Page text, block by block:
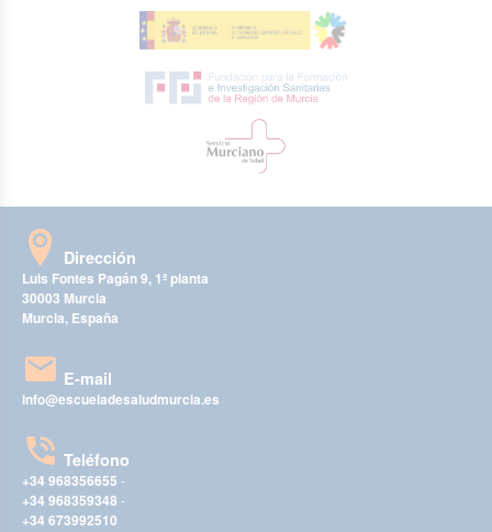
Dirección
Luis Fontes Pagán 9, 1ª planta
30003 Murcia
Murcia, España
E-mail
info@escueladesaludmurcia.es
Teléfono
+34 968356655 -
+34 968359348 -
+34 673992510